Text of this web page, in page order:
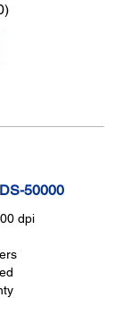
50000
dpi